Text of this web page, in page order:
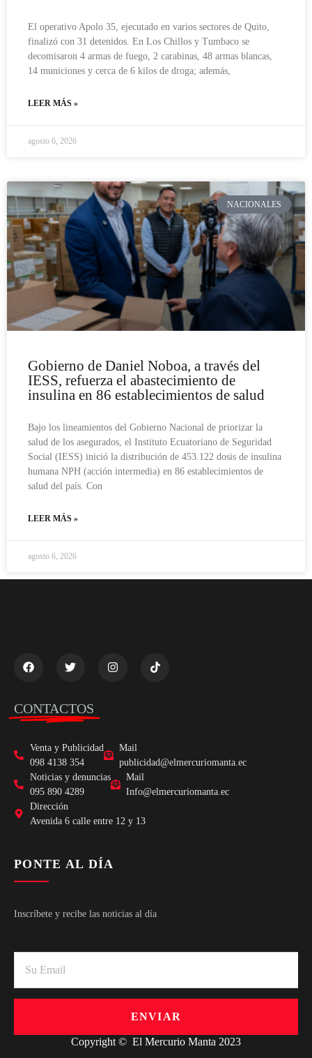
El operativo Apolo 35, ejecutado en varios sectores de Quito,
finalizó con 31 detenidos. En Los Chillos y Tumbaco se
decomisaron 4 armas de fuego, 2 carabinas, 48 armas blancas,
14 municiones y cerca de 6 kilos de droga; además,
LEER MÁS »
agosto 6, 2026
NACIONALES
Gobierno de Daniel Noboa, a través del
IESS, refuerza el abastecimiento de
insulina en 86 establecimientos de salud
Bajo los lineamientos del Gobierno Nacional de priorizar la
salud de los asegurados, el Instituto Ecuatoriano de Seguridad
Social (IESS) inició la distribución de 453.122 dosis de insulina
humana NPH (acción intermedia) en 86 establecimientos de
salud del país. Con
LEER MÁS »
agosto 6, 2026
CONTACTOS
Venta y Publicidad
098 4138 354
Mail
publicidad@elmercuriomanta.ec
Noticias y denuncias
095 890 4289
Mail
Info@elmercuriomanta.ec
Dirección
Avenida 6 calle entre 12 y 13
PONTE AL DÍA
Inscríbete y recibe las noticias al día
ENVIAR
Copyright © El Mercurio Manta 2023